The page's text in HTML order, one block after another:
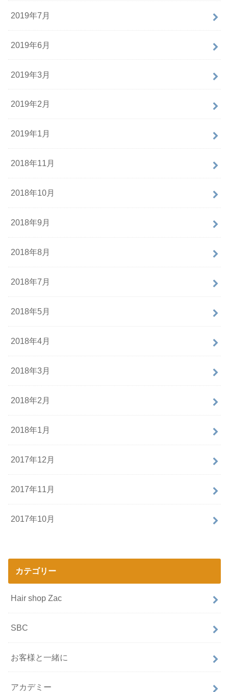
2019年7月
2019年6月
2019年3月
2019年2月
2019年1月
2018年11月
2018年10月
2018年9月
2018年8月
2018年7月
2018年5月
2018年4月
2018年3月
2018年2月
2018年1月
2017年12月
2017年11月
2017年10月
カテゴリー
Hair shop Zac
SBC
お客様と一緒に
アカデミー